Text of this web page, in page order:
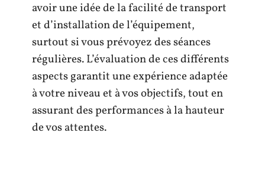
avoir une idée de la facilité de transport
et d’installation de l’équipement,
surtout si vous prévoyez des séances
régulières. L’évaluation de ces différents
aspects garantit une expérience adaptée
à votre niveau et à vos objectifs, tout en
assurant des performances à la hauteur
de vos attentes.